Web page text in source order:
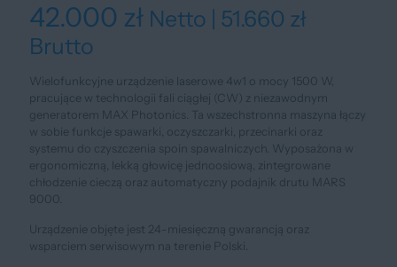
42.000 zł Netto | 51.660 zł
Brutto
Wielofunkcyjne urządzenie laserowe 4w1 o mocy 1500 W,
pracujące w technologii fali ciągłej (CW) z niezawodnym
generatorem MAX Photonics. Ta wszechstronna maszyna łączy
w sobie funkcje spawarki, oczyszczarki, przecinarki oraz
systemu do czyszczenia spoin spawalniczych. Wyposażona w
ergonomiczną, lekką głowicę jednoosiową, zintegrowane
chłodzenie cieczą oraz automatyczny podajnik drutu MARS
9000.
Urządzenie objęte jest 24-miesięczną gwarancją oraz
wsparciem serwisowym na terenie Polski.